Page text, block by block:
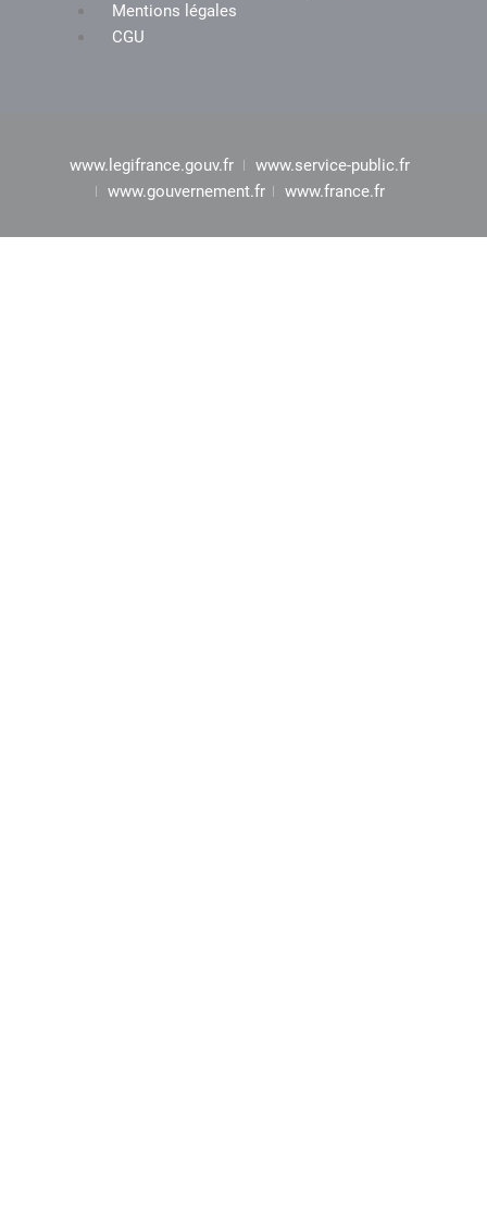
Mentions légales
CGU
www.legifrance.gouv.fr
www.service-public.fr
www.gouvernement.fr
www.france.fr